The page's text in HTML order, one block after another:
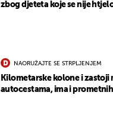
zbog djeteta koje se nije
NAORUŽAJTE SE STRPLJENJEM
Kilometarske kolone i zastoji
autocestama, ima i